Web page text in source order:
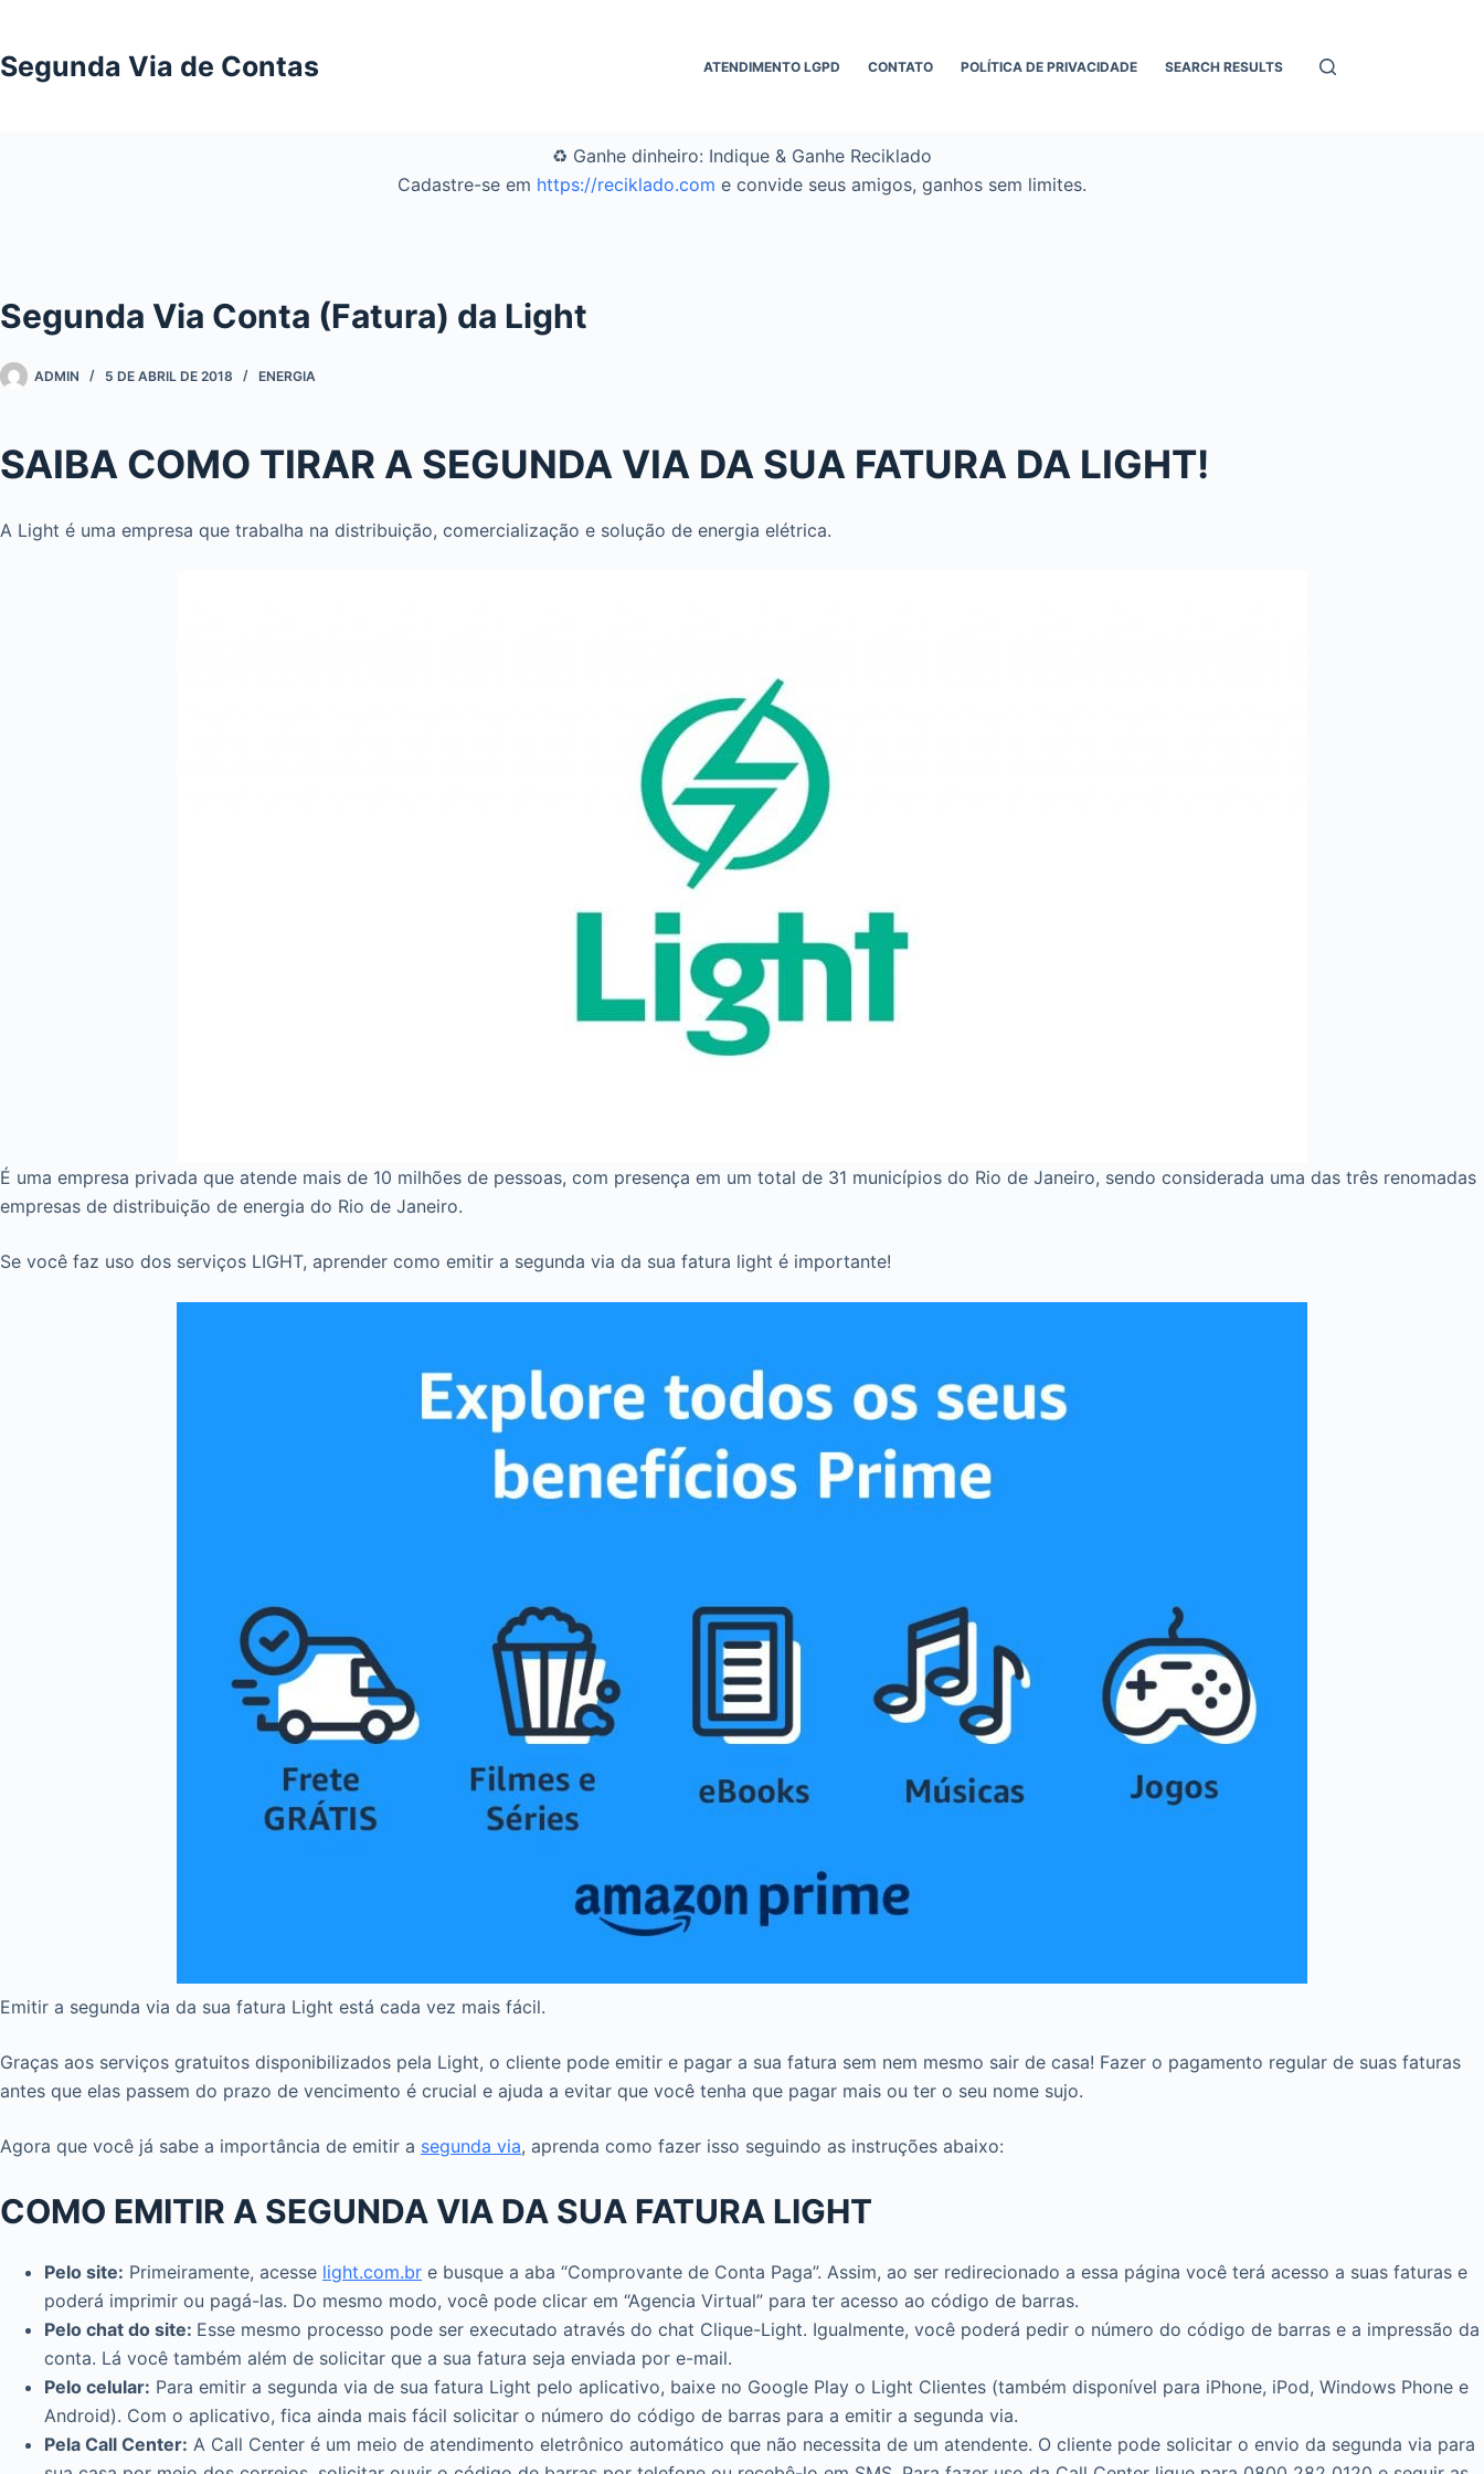
o
Segunda Via de Contas ATENDIMENTO LGPD CONTATO POLÍTICA DE PRIVACIDADE SEARCH RESULTS
♻️ Ganhe dinheiro: Indique & Ganhe Reciklado
Cadastre-se em https://reciklado.com e convide seus amigos, ganhos sem limites.
Segunda Via Conta (Fatura) da Light
ADMIN 5 DE ABRIL DE 2018 ENERGIA
SAIBA COMO TIRAR A SEGUNDA VIA DA SUA FATURA DA LIGHT!
A Light é uma empresa que trabalha na distribuição, comercialização e solução de energia elétrica.
É uma empresa privada que atende mais de 10 milhões de pessoas, com presença em um total de 31 municípios do Rio de Janeiro, sendo considerada uma das três renomadas
empresas de distribuição de energia do Rio de Janeiro.
Se você faz uso dos serviços LIGHT, aprender como emitir a segunda via da sua fatura light é importante!
Emitir a segunda via da sua fatura Light está cada vez mais fácil.
Graças aos serviços gratuitos disponibilizados pela Light, o cliente pode emitir e pagar a sua fatura sem nem mesmo sair de casa! Fazer o pagamento regular de suas faturas
antes que elas passem do prazo de vencimento é crucial e ajuda a evitar que você tenha que pagar mais ou ter o seu nome sujo.
Agora que você já sabe a importância de emitir a segunda via, aprenda como fazer isso seguindo as instruções abaixo:
COMO EMITIR A SEGUNDA VIA DA SUA FATURA LIGHT
Pelo site: Primeiramente, acesse light.com.br e busque a aba “Comprovante de Conta Paga”. Assim, ao ser redirecionado a essa página você terá acesso a suas faturas e
poderá imprimir ou pagá-las. Do mesmo modo, você pode clicar em “Agencia Virtual” para ter acesso ao código de barras.
Pelo chat do site: Esse mesmo processo pode ser executado através do chat Clique-Light. Igualmente, você poderá pedir o número do código de barras e a impressão da
conta. Lá você também além de solicitar que a sua fatura seja enviada por e-mail.
Pelo celular: Para emitir a segunda via de sua fatura Light pelo aplicativo, baixe no Google Play o Light Clientes (também disponível para iPhone, iPod, Windows Phone e
Android). Com o aplicativo, fica ainda mais fácil solicitar o número do código de barras para a emitir a segunda via.
Pela Call Center: A Call Center é um meio de atendimento eletrônico automático que não necessita de um atendente. O cliente pode solicitar o envio da segunda via para